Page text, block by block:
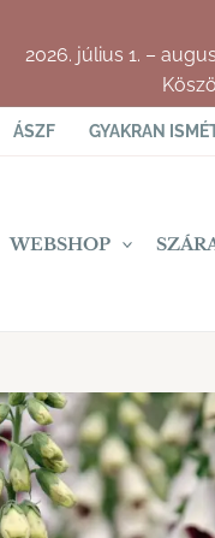
2026. július 1. –
ÁSZF GYAKRAN
WEBSHOP